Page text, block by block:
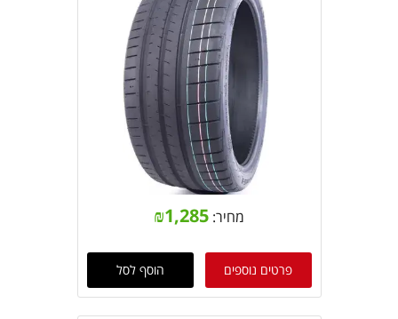
מחיר: ₪1,285
פרטים נוספים הוסף לסל